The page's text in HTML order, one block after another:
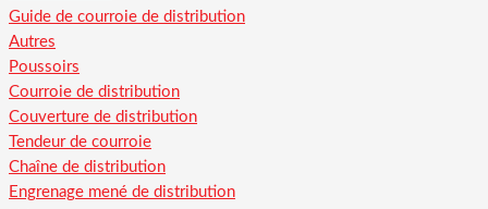
Guide de courroie de distribution
Autres
Poussoirs
Courroie de distribution
Couverture de distribution
Tendeur de courroie
Chaîne de distribution
Engrenage mené de distribution